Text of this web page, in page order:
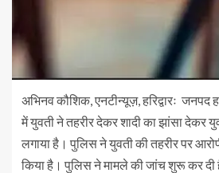
अभिनव कौशिक, एनटीन्यूज़, हरिद्वारः जनपद
में युवती ने तहरीर देकर शादी का झांसा देकर
लगाया है। पुलिस ने युवती की तहरीर पर
किया है। पुलिस ने मामले की जांच शुरू कर